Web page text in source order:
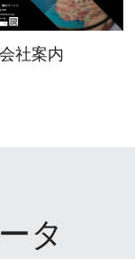
会社案内
タ